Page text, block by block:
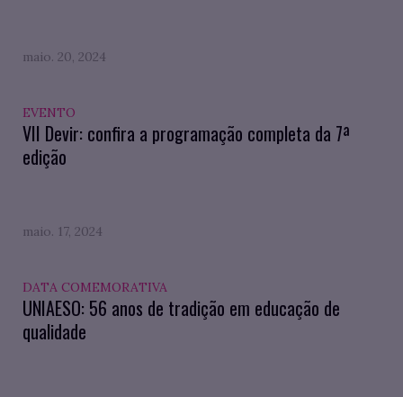
maio. 20, 2024
EVENTO
VII Devir: confira a programação completa da 7ª
edição
maio. 17, 2024
DATA COMEMORATIVA
UNIAESO: 56 anos de tradição em educação de
qualidade